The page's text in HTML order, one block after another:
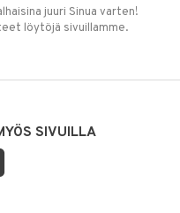
juuri Sinua varten!
löytöjä sivuillamme.
SIVUILLA